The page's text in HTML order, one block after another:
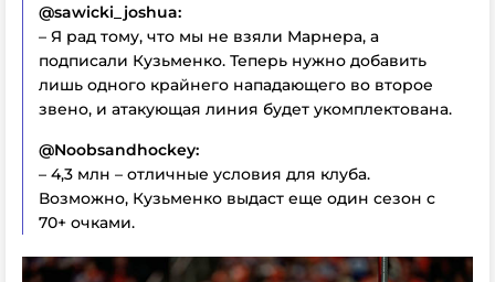
@sawicki_joshua:
– Я рад тому, что мы не взяли Марнера, а
подписали Кузьменко. Теперь нужно добавить
лишь одного крайнего нападающего во второе
звено, и атакующая линия будет укомплектована.
@Noobsandhockey:
– 4,3 млн – отличные условия для клуба.
Возможно, Кузьменко выдаст еще один сезон с
70+ очками.